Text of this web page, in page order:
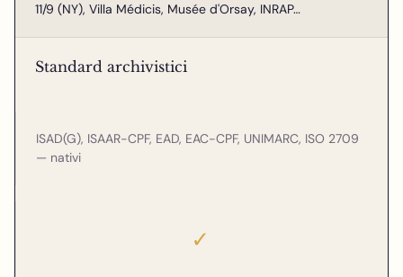
11/9 (NY), Villa Médicis, Musée d'Orsay, INRAP…
Standard archivistici
ISAD(G), ISAAR-CPF, EAD, EAC-CPF, UNIMARC, ISO 2709
— nativi
✓